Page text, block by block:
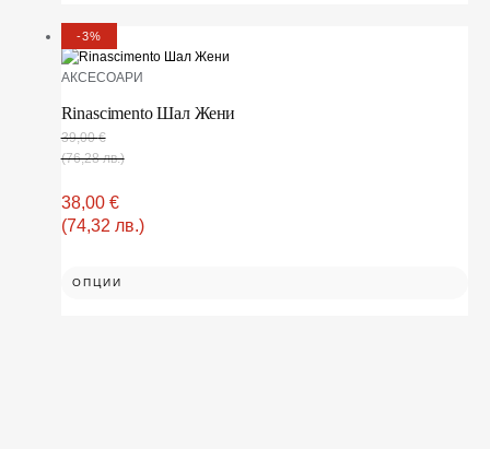
-3%
АКСЕСОАРИ
Rinascimento Шал Жени
39,00€
(76,28 лв.)
38,00 €
(74,32 лв.)
ОПЦИИ